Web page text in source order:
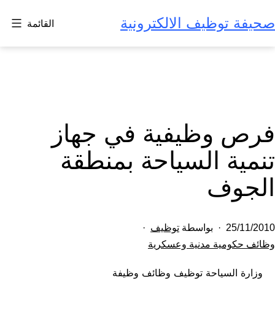
إلى
المحتوى
صحيفة توظيف الالكترونية القائمة
فرص وظيفية في جهاز
تنمية السياحة بمنطقة
الجوف
تم
النشر
25/11/2010 بواسطة توظيف
مصنف
وظائف حكومية مدنية وعسكرية
وزارة السياحة توظيف وظائف وظيفة